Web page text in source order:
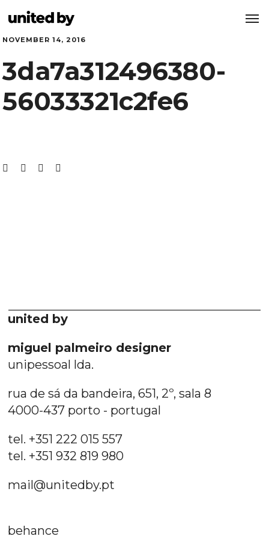
NOVEMBER 14, 2016
3da7a312496380-
56033321c2fe6
united by
miguel palmeiro designer
unipessoal lda.
rua de sá da bandeira, 651, 2º, sala 8
4000-437 porto - portugal
tel. +351 222 015 557
tel. +351 932 819 980
mail@unitedby.pt
behance